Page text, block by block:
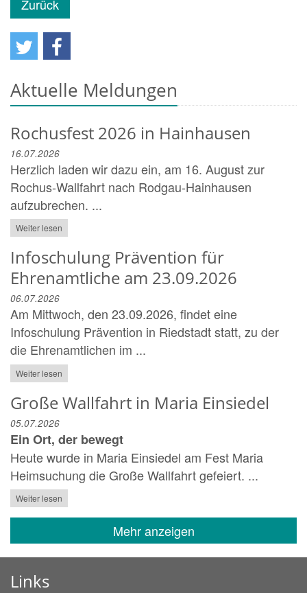
Zurück
Aktuelle Meldungen
Rochusfest 2026 in Hainhausen
16.07.2026
Herzlich laden wir dazu ein, am 16. August zur
Rochus‑Wallfahrt nach Rodgau‑Hainhausen
aufzubrechen. ...
Weiter lesen
Infoschulung Prävention für
Ehrenamtliche am 23.09.2026
06.07.2026
Am Mittwoch, den 23.09.2026, findet eine
Infoschulung Prävention in Riedstadt statt, zu der
die Ehrenamtlichen im ...
Weiter lesen
Große Wallfahrt in Maria Einsiedel
05.07.2026
Ein Ort, der bewegt
Heute wurde in Maria Einsiedel am Fest Maria
Heimsuchung die Große Wallfahrt gefeiert. ...
Weiter lesen
Mehr anzeigen
Links